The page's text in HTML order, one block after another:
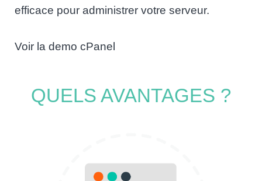
efficace pour administrer votre serveur.
Voir la demo cPanel
QUELS AVANTAGES ?